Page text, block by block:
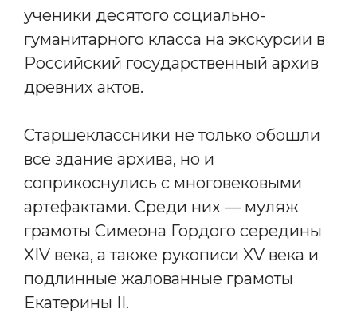
ученики десятого социально-
гуманитарного класса на экскурсии в
Российский государственный архив
древних актов.
Старшеклассники не только обошли
всё здание архива, но и
соприкоснулись с многовековыми
артефактами. Среди них — муляж
грамоты Симеона Гордого середины
XIV века, а также рукописи XV века и
подлинные жалованные грамоты
Екатерины II.